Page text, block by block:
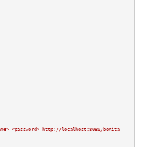
<password> http://localhost:8080/bonita